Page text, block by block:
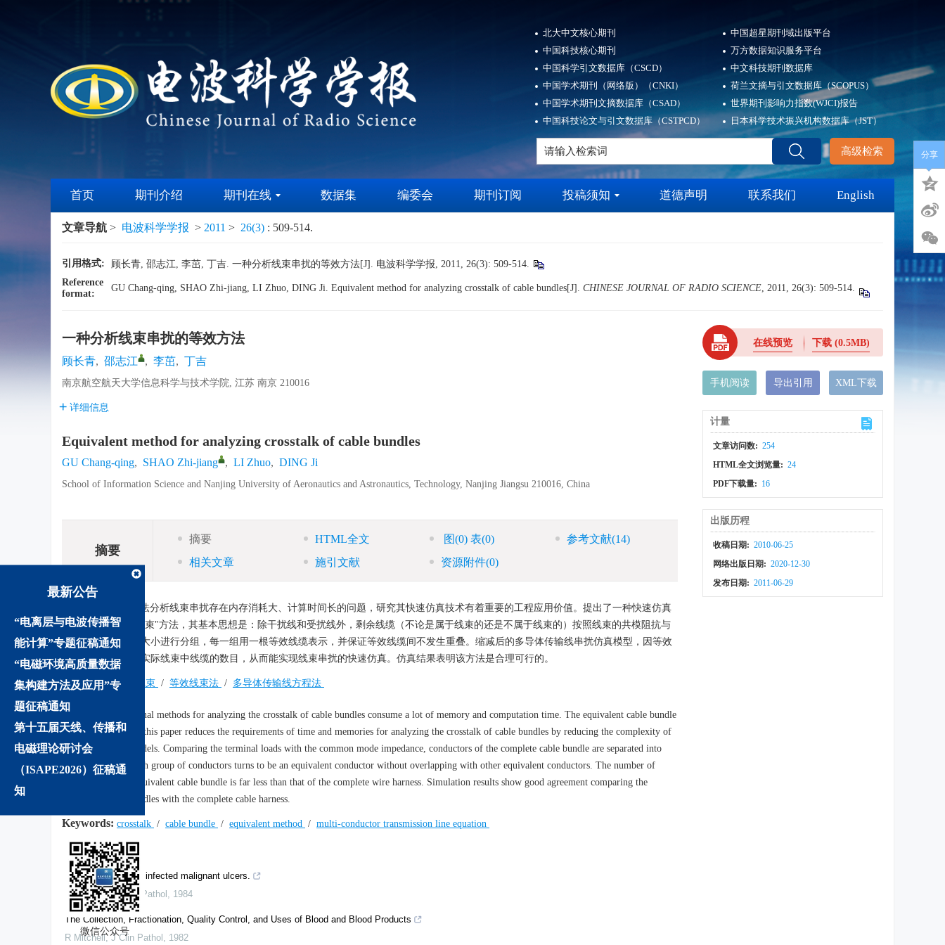
北大中文核心期刊
中国科技核心期刊
中国科学引文数据库（CSCD）
中国学术期刊（网络版）（CNKI）
中国学术期刊文摘数据库（CSAD）
中国科技论文与引文数据库（CSTPCD）
中国超星期刊域出版平台
万方数据知识服务平台
中文科技期刊数据库
荷兰文摘与引文数据库（SCOPUS）
世界期刊影响力指数(WJCI)报告
日本科学技术振兴机构数据库（JST）
高级检索
首页 期刊介绍 期刊在线 数据集 编委会 期刊订阅 投稿须知 道德声明 联系我们 English
最新公告
“电离层与电波传播智
能计算”专题征稿通知
“电磁环境高质量数据
集构建方法及应用”专
题征稿通知
第十五届天线、传播和
电磁理论研讨会
（ISAPE2026）征稿通
知
微信公众号
文章导航 > 电波科学学报 > 2011 > 26(3) : 509-514.
引用格式:
顾长青, 邵志江, 李茁, 丁吉. 一种分析线束串扰的等效方法[J]. 电波科学学报, 2011, 26(3): 509-514.
Reference
format:
GU Chang-qing, SHAO Zhi-jiang, LI Zhuo, DING Ji. Equivalent method for analyzing crosstalk of cable bundles[J]. CHINESE JOURNAL OF RADIO SCIENCE, 2011, 26(3): 509-514.
一种分析线束串扰的等效方法
顾长青, 邵志江 , 李茁, 丁吉
南京航空航天大学信息科学与技术学院, 江苏 南京 210016
详细信息
Equivalent method for analyzing crosstalk of cable bundles
GU Chang-qing, SHAO Zhi-jiang , LI Zhuo, DING Ji
School of Information Science and Nanjing University of Aeronautics and Astronautics, Technology, Nanjing Jiangsu 210016, China
摘要
摘要 HTML全文 图(0) 表(0) 参考文献(14)
相关文章
施引文献 资源附件(0)
使用传统方法分析线束串扰存在内存消耗大、计算时间长的问题，研究其快速仿真技术有着重要的工程应用价值。提出了一种快速仿真
线束串扰的"等效线束"方法，其基本思想是：除干扰线和受扰线外，剩余线缆（不论是属于线束的还是不属于线束的）按照线束的共模阻抗与
线束端接阻抗相对大小进行分组，每一组用一根等效线缆表示，并保证等效线缆间不发生重叠。缩减后的多导体传输线串扰仿真模型，因等效
线束的数目远少于实际线束中线缆的数目，从而能实现线束串扰的快速仿真。仿真结果表明该方法是合理可行的。
关键词: 串扰 线束 / 等效线束法 / 多导体传输线方程法
Abstract:
Traditional methods for analyzing the crosstalk of cable bundles consume a lot of memory and computation time. The equivalent cable bundle
method proposed in this paper reduces the requirements of time and memories for analyzing the crosstalk of cable bundles by reducing the complexity of
the cable bundle models. Comparing the terminal loads with the common mode impedance, conductors of the complete cable bundle are separated into
four groups, and each group of conductors turns to be an equivalent conductor without overlapping with other equivalent conductors. The number of
conductors of the equivalent cable bundle is far less than that of the complete wire harness. Simulation results show good agreement comparing the
equivalent cable bundles with the complete cable harness.
Keywords: crosstalk / cable bundle / equivalent method / multi-conductor transmission line equation
We recommend
The bacteriology of infected malignant ulcers.
V O Rotimi,J Clin Pathol , 1984
The Collection, Fractionation, Quality Control, and Uses of Blood and Blood Products
R Mitchell,J Clin Pathol , 1982
在线预览 下载(0.5MB)
手机阅读 导出引用 XML下载
计量
文章访问数: 254
HTML全文浏览量: 24
PDF下载量: 16
出版历程
收稿日期: 2010-06-25
网络出版日期: 2020-12-30
发布日期: 2011-06-29
分享